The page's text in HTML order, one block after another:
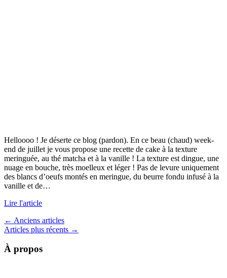
Helloooo ! Je déserte ce blog (pardon). En ce beau (chaud) week-
end de juillet je vous propose une recette de cake à la texture
meringuée, au thé matcha et à la vanille ! La texture est dingue, une
nuage en bouche, très moelleux et léger ! Pas de levure uniquement
des blancs d’oeufs montés en meringue, du beurre fondu infusé à la
vanille et de…
Lire l'article
← Anciens articles
Articles plus récents →
À propos